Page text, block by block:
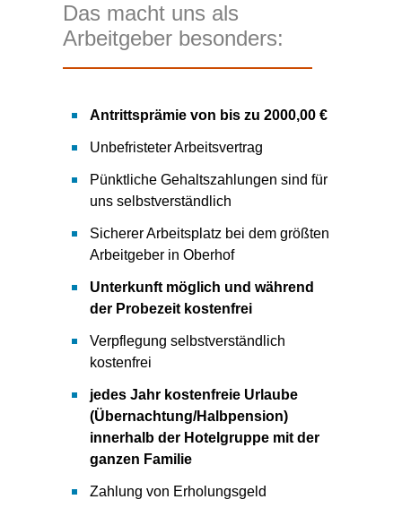
Das macht uns als
Arbeitgeber besonders:
Antrittsprämie von bis zu 2000,00 €
Unbefristeter Arbeitsvertrag
Pünktliche Gehaltszahlungen sind für
uns selbstverständlich
Sicherer Arbeitsplatz bei dem größten
Arbeitgeber in Oberhof
Unterkunft möglich und während
der Probezeit kostenfrei
Verpflegung selbstverständlich
kostenfrei
jedes Jahr kostenfreie Urlaube
(Übernachtung/Halbpension)
innerhalb der Hotelgruppe mit der
ganzen Familie
Zahlung von Erholungsgeld